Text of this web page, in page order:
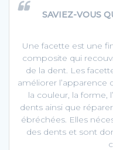
SAVIEZ-VOUS
Une facette est une
composite qui
de la dent. Les
améliorer l’apparence
la couleur, la forme,
dents ainsi que
ébréchées. Elles
des dents et sont